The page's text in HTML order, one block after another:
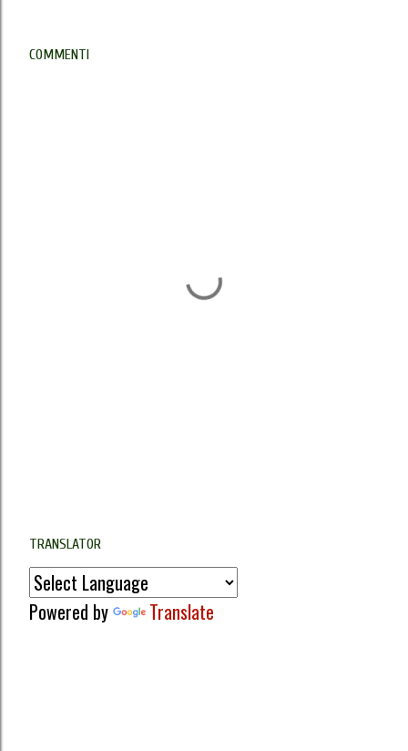
COMMENTI
TRANSLATOR
Powered by Translate